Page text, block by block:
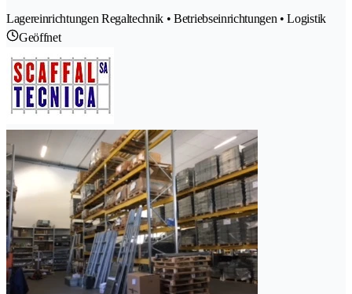
Lagereinrichtungen Regaltechnik • Betriebseinrichtungen • Logistik
Geöffnet